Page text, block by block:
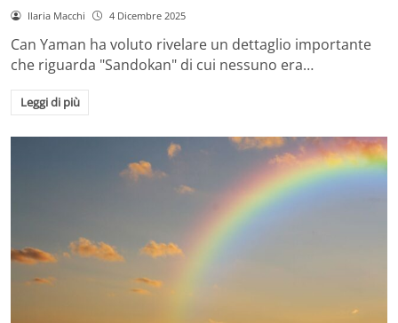
Ilaria Macchi 4 Dicembre 2025
Can Yaman ha voluto rivelare un dettaglio importante
che riguarda "Sandokan" di cui nessuno era…
Leggi di più